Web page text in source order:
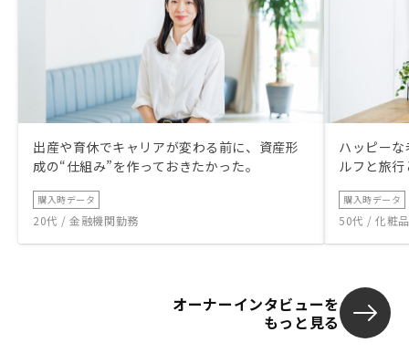
出産や育休でキャリアが変わる前に、資産形
成の“仕組み”を作っておきたかった。
購入時データ
20代 / 金融機関勤務
ハッピー
ルフと旅
購入時データ
50代 / 化粧
オーナーインタビューを
もっと見る